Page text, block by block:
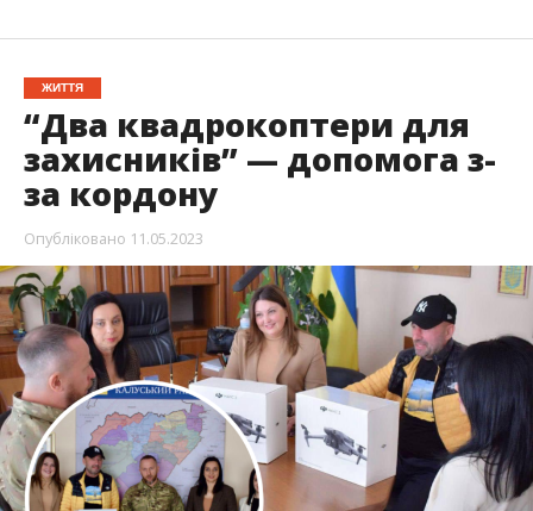
ЖИТТЯ
“Два квадрокоптери для
захисників” — допомога з-
за кордону
Опубліковано 11.05.2023